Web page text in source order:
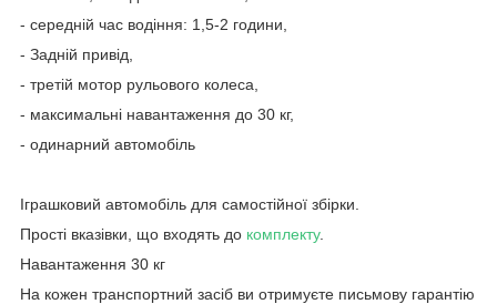
- середній час водіння: 1,5-2 години,
- Задній привід,
- третій мотор рульового колеса,
- максимальні навантаження до 30 кг,
- одинарний автомобіль
Іграшковий автомобіль для самостійної збірки.
Прості вказівки, що входять до комплекту.
Навантаження 30 кг
На кожен транспортний засіб ви отримуєте письмову гарантію